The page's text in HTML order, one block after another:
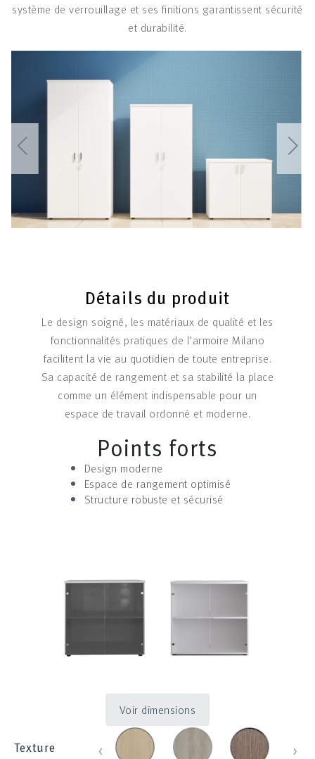
système de verrouillage et ses finitions garantissent sécurité
et durabilité.
Détails du produit
Le design soigné, les matériaux de qualité et les
fonctionnalités pratiques de l’armoire Milano
facilitent la vie au quotidien de toute entreprise.
Sa capacité de rangement et sa stabilité la place
comme un élément indispensable pour un
espace de travail ordonné et moderne.
Points forts
Design moderne
Espace de rangement optimisé
Structure robuste et sécurisé
Voir dimensions
Texture
chene_431chene_blanchi_452
‹ ›